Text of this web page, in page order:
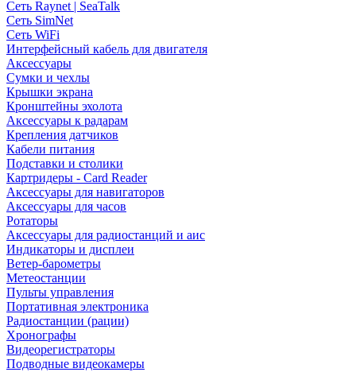
Сеть Raynet | SeaTalk
Сеть SimNet
Сеть WiFi
Интерфейсный кабель для двигателя
Аксессуары
Сумки и чехлы
Крышки экрана
Кронштейны эхолота
Аксессуары к радарам
Крепления датчиков
Кабели питания
Подставки и столики
Картридеры - Card Reader
Аксессуары для навигаторов
Аксессуары для часов
Ротаторы
Аксессуары для радиостанций и аис
Индикаторы и дисплеи
Ветер-барометры
Метеостанции
Пульты управления
Портативная электроника
Радиостанции (рации)
Хронографы
Видеорегистраторы
Подводные видеокамеры